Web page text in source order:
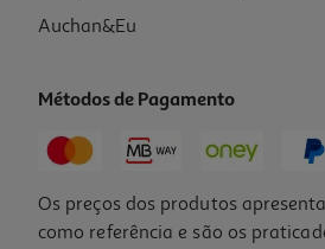
Auchan&Eu
Métodos de Pagamento
Os preços dos produtos
como referência e são os